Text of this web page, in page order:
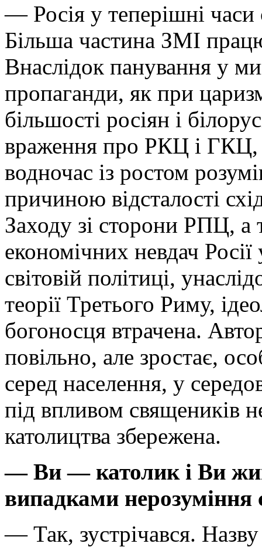
— Росія у теперішні
Більша частина ЗМІ
Внаслідок панування у
пропаганди, як при
більшості росіян і
враження про РКЦ і ГКЦ,
водночас із ростом
причиною відсталості
Заходу зі сторони РПЦ, а
економічних невдач Росії
світовій політиці,
теорії Третього Риму,
богоносця втрачена.
повільно, але зростає,
серед населення, у
під впливом священиків
католицтва збережена.
— Ви — католик і Ви
випадками нерозуміння
— Так, зустрічався. Назву